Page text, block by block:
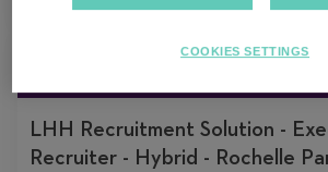
LHH Recruitment Solution -
Recruiter - Hybrid - Rochelle
COOKIES SETTINGS